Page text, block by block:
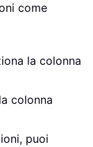
come
la colonna
colonna
puoi